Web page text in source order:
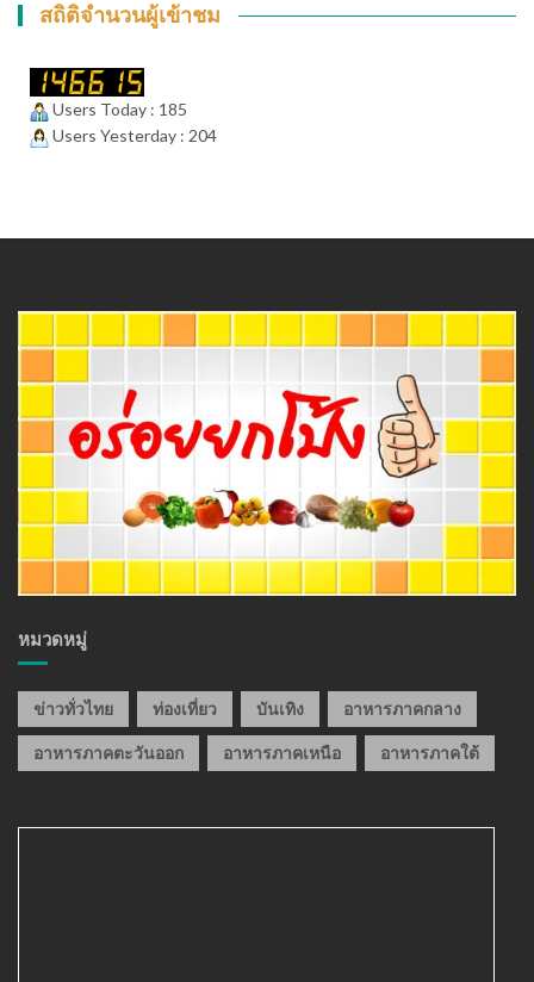
สถิติจำนวนผู้เข้าชม
Users Today : 185
Users Yesterday : 204
หมวดหมู่
ข่าวทั่วไทย ท่องเที่ยว บันเทิง อาหารภาคกลาง
อาหารภาคตะวันออก อาหารภาคเหนือ อาหารภาคใต้